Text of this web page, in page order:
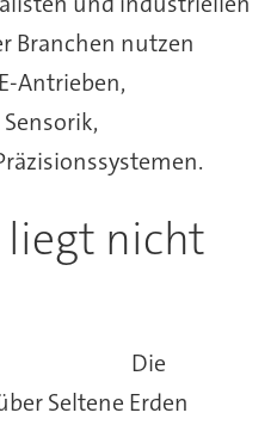
Branchen nutzen
Antrieben,
liegt nicht
Die
Seltene Erden